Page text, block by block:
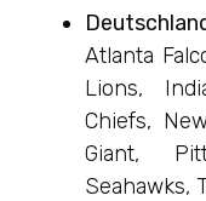
Atlanta
Lions,
Chiefs,
Giant,
Seahawks,